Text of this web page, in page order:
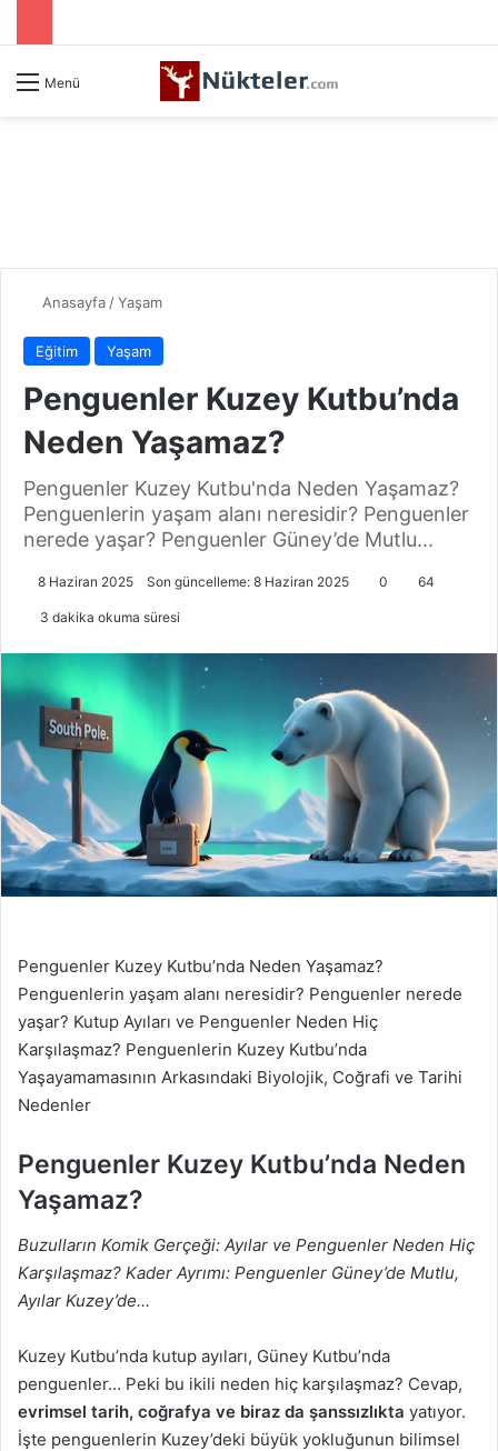
Menü
Anasayfa /Yaşam
Eğitim Yaşam
Penguenler Kuzey Kutbu’nda
Neden Yaşamaz?
Penguenler Kuzey Kutbu'nda Neden Yaşamaz?
Penguenlerin yaşam alanı neresidir? Penguenler
nerede yaşar? Penguenler Güney’de Mutlu...
8 Haziran 2025 Son güncelleme: 8 Haziran 2025 0 64
3 dakika okuma süresi
Penguenler Kuzey Kutbu’nda Neden Yaşamaz?
Penguenlerin yaşam alanı neresidir? Penguenler nerede
yaşar? Kutup Ayıları ve Penguenler Neden Hiç
Karşılaşmaz? Penguenlerin Kuzey Kutbu’nda
Yaşayamamasının Arkasındaki Biyolojik, Coğrafi ve Tarihi
Nedenler
Penguenler Kuzey Kutbu’nda Neden
Yaşamaz?
Buzulların Komik Gerçeği: Ayılar ve Penguenler Neden Hiç
Karşılaşmaz? Kader Ayrımı: Penguenler Güney’de Mutlu,
Ayılar Kuzey’de…
Kuzey Kutbu’nda kutup ayıları, Güney Kutbu’nda
penguenler… Peki bu ikili neden hiç karşılaşmaz? Cevap,
evrimsel tarih, coğrafya ve biraz da şanssızlıkta yatıyor.
İşte penguenlerin Kuzey’deki büyük yokluğunun bilimsel